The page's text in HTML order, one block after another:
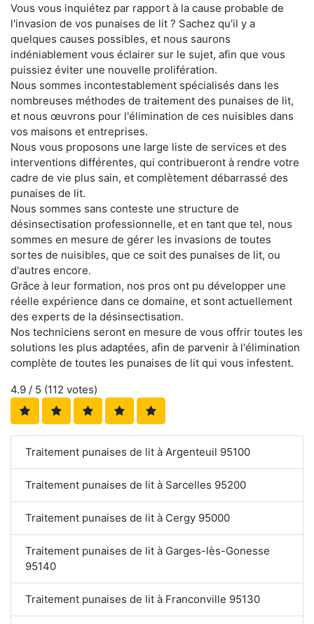
Vous vous inquiétez par rapport à la cause probable de
l'invasion de vos punaises de lit ? Sachez qu'il y a
quelques causes possibles, et nous saurons
indéniablement vous éclairer sur le sujet, afin que vous
puissiez éviter une nouvelle prolifération.
Nous sommes incontestablement spécialisés dans les
nombreuses méthodes de traitement des punaises de lit,
et nous œuvrons pour l'élimination de ces nuisibles dans
vos maisons et entreprises.
Nous vous proposons une large liste de services et des
interventions différentes, qui contribueront à rendre votre
cadre de vie plus sain, et complètement débarrassé des
punaises de lit.
Nous sommes sans conteste une structure de
désinsectisation professionnelle, et en tant que tel, nous
sommes en mesure de gérer les invasions de toutes
sortes de nuisibles, que ce soit des punaises de lit, ou
d'autres encore.
Grâce à leur formation, nos pros ont pu développer une
réelle expérience dans ce domaine, et sont actuellement
des experts de la désinsectisation.
Nos techniciens seront en mesure de vous offrir toutes les
solutions les plus adaptées, afin de parvenir à l'élimination
complète de toutes les punaises de lit qui vous infestent.
4.9 / 5 (112 votes)
Traitement punaises de lit à Argenteuil 95100
Traitement punaises de lit à Sarcelles 95200
Traitement punaises de lit à Cergy 95000
Traitement punaises de lit à Garges-lès-Gonesse
95140
Traitement punaises de lit à Franconville 95130